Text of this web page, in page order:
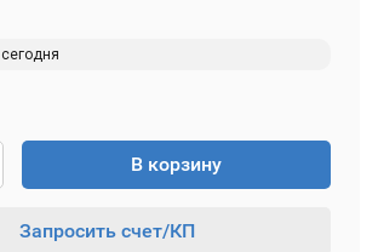
В корзину
Запросить счет/КП